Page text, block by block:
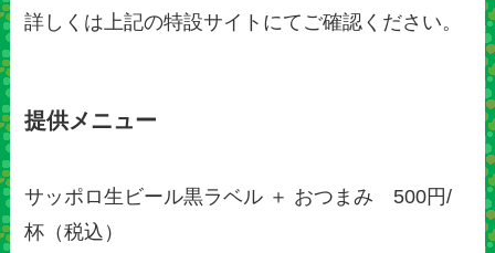
詳しくは上記の特設サイトにてご確認ください。
提供メニュー
サッポロ生ビール黒ラベル ＋ おつまみ 500円/
杯（税込）